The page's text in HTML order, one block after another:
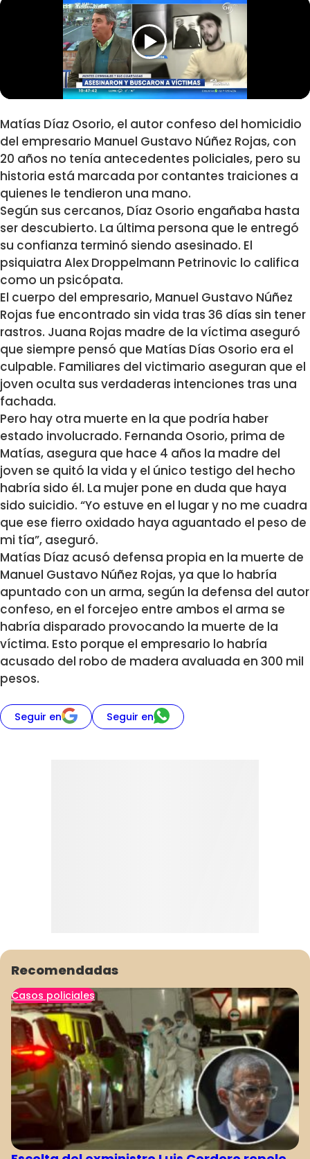
Matías Díaz Osorio, el autor confeso del homicidio
del empresario Manuel Gustavo Núñez Rojas, con
20 años no tenía antecedentes policiales, pero su
historia está marcada por contantes traiciones a
quienes le tendieron una mano.
Según sus cercanos, Díaz Osorio engañaba hasta
ser descubierto. La última persona que le entregó
su confianza terminó siendo asesinado. El
psiquiatra Alex Droppelmann Petrinovic lo califica
como un psicópata.
El cuerpo del empresario, Manuel Gustavo Núñez
Rojas fue encontrado sin vida tras 36 días sin tener
rastros. Juana Rojas madre de la víctima aseguró
que siempre pensó que Matías Días Osorio era el
culpable. Familiares del victimario aseguran que el
joven oculta sus verdaderas intenciones tras una
fachada.
Pero hay otra muerte en la que podría haber
estado involucrado. Fernanda Osorio, prima de
Matías, asegura que hace 4 años la madre del
joven se quitó la vida y el único testigo del hecho
habría sido él. La mujer pone en duda que haya
sido suicidio. “Yo estuve en el lugar y no me cuadra
que ese fierro oxidado haya aguantado el peso de
mi tía”, aseguró.
Matías Díaz acusó defensa propia en la muerte de
Manuel Gustavo Núñez Rojas, ya que lo habría
apuntado con un arma, según la defensa del autor
confeso, en el forcejeo entre ambos el arma se
habría disparado provocando la muerte de la
víctima. Esto porque el empresario lo habría
acusado del robo de madera avaluada en 300 mil
pesos.
Seguir en Seguir en
Recomendadas
Casos policiales